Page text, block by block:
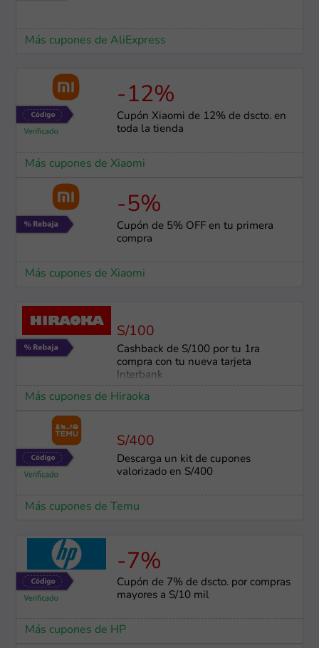
Más cupones de AliExpress
-12%
Cupón Xiaomi de 12% de dscto. en
toda la tienda
Más cupones de Xiaomi
-5%
Cupón de 5% OFF en tu primera
compra
Más cupones de Xiaomi
S/100
Cashback de S/100 por tu 1ra
compra con tu nueva tarjeta
Interbank
Más cupones de Hiraoka
S/400
Descarga un kit de cupones
valorizado en S/400
Más cupones de Temu
-7%
Cupón de 7% de dscto. por compras
mayores a S/10 mil
Más cupones de HP